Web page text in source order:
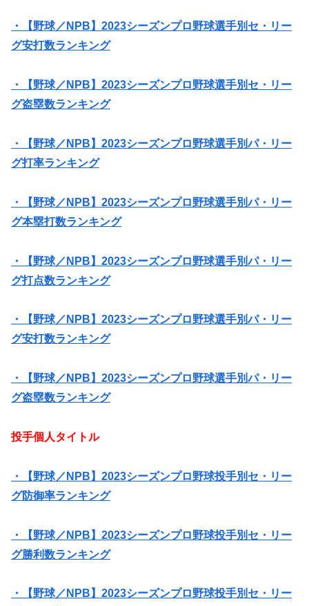
・【野球／NPB】2023シーズンプロ野球選手別セ・リー
グ安打数ランキング
・【野球／NPB】2023シーズンプロ野球選手別セ・リー
グ盗塁数ランキング
・【野球／NPB】2023シーズンプロ野球選手別パ・リー
グ打率ランキング
・【野球／NPB】2023シーズンプロ野球選手別パ・リー
グ本塁打数ランキング
・【野球／NPB】2023シーズンプロ野球選手別パ・リー
グ打点数ランキング
・【野球／NPB】2023シーズンプロ野球選手別パ・リー
グ安打数ランキング
・【野球／NPB】2023シーズンプロ野球選手別パ・リー
グ盗塁数ランキング
投手個人タイトル
・【野球／NPB】2023シーズンプロ野球投手別セ・リー
グ防御率ランキング
・【野球／NPB】2023シーズンプロ野球投手別セ・リー
グ勝利数ランキング
・【野球／NPB】2023シーズンプロ野球投手別セ・リー